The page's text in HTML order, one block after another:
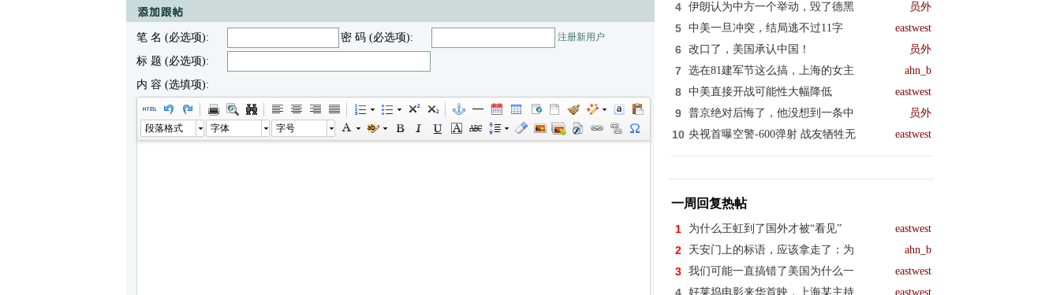
笔 名 (必选项): 密 码 (必选项): 注册新用户
标 题 (必选项):
内 容 (选填项):
段落格式 字体 字号
4 伊朗认为中方一个举动，毁了德黑 员外
5 中美一旦冲突，结局逃不过11字 eastwest
6 改口了，美国承认中国！ 员外
7 选在81建军节这么搞，上海的女主 ahn_b
8 中美直接开战可能性大幅降低 eastwest
9 普京绝对后悔了，他没想到一条中 员外
10 央视首曝空警-600弹射 战友牺牲无 eastwest
一周回复热帖
1 为什么王虹到了国外才被“看见” eastwest
2 天安门上的标语，应该拿走了：为 ahn_b
3 我们可能一直搞错了美国为什么一 eastwest
好莱坞电影来华首映，上海某主持 eastwest